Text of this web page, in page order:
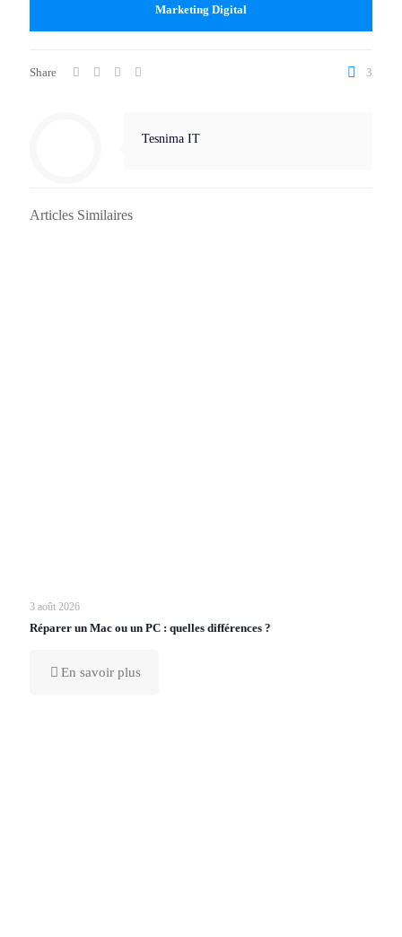
Marketing Digital
Share 3
Tesnima IT
Articles Similaires
3 août 2026
Réparer un Mac ou un PC : quelles différences ?
En savoir plus